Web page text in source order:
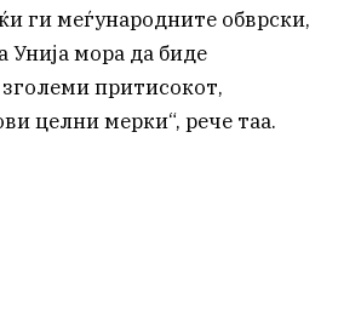
ги меѓународните обврски,
Унија мора да биде
притисокот,
целни мерки“, рече таа.